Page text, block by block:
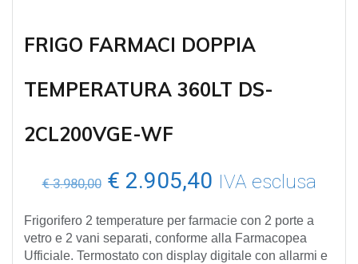
FRIGO FARMACI DOPPIA
TEMPERATURA 360LT DS-
2CL200VGE-WF
€3.980,00 Il
prezzo
originale
era:
€ 3.980,00.
€ 2.905,40Il
prezzo
attuale
è:
€ 2.905,40.
IVA esclusa
Frigorifero 2 temperature per farmacie con 2 porte a
vetro e 2 vani separati, conforme alla Farmacopea
Ufficiale. Termostato con display digitale con allarmi e